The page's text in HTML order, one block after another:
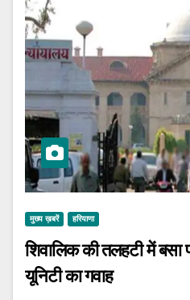
मुख्य ख़बरें हरियाणा
शिवालिक की तलहटी में
यूनिटी का गवाह